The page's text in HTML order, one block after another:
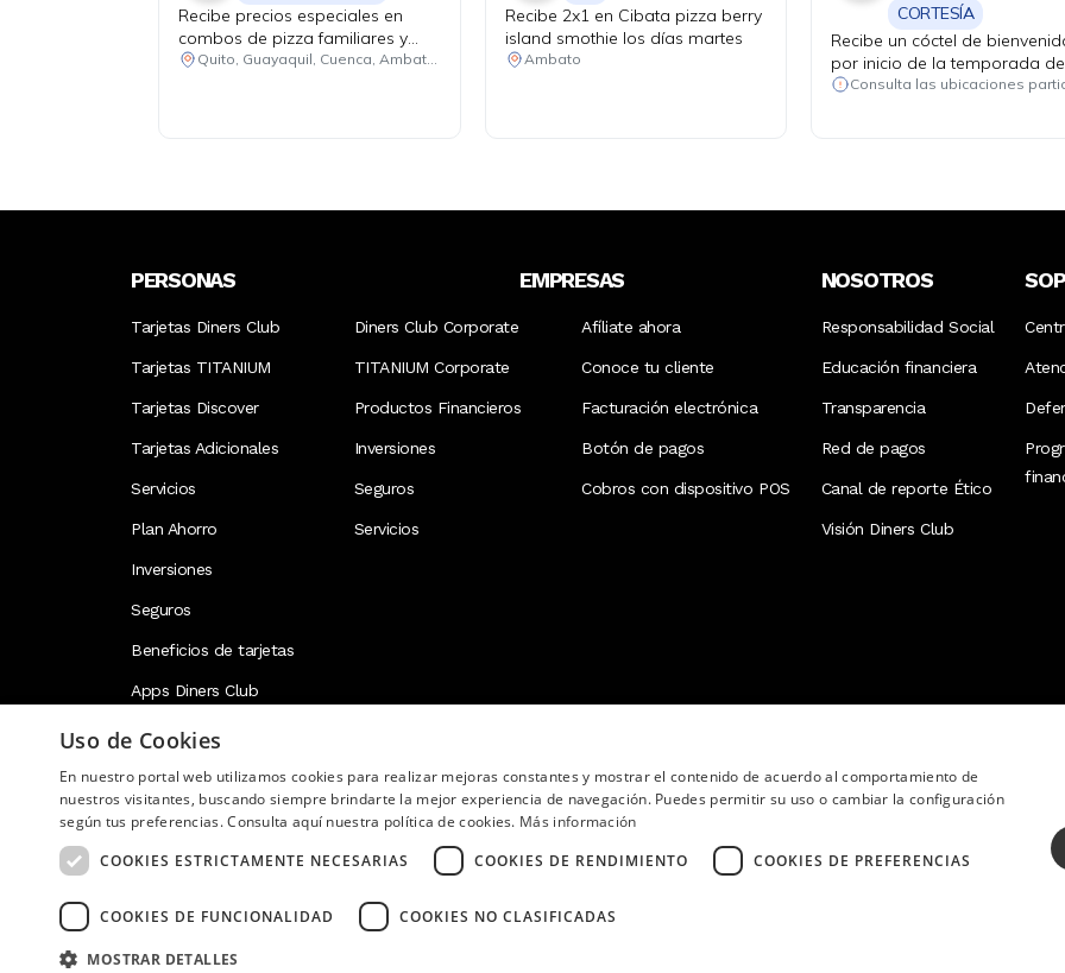
Recibe precios especiales en
combos de pizza familiares y
medianos. Promoción 1: 2 pizzas
Quito, Guayaquil, Cuenca, Ambato, Santo Domingo
Recibe 2x1 en Cibata pizza berry
island smothie los días martes
Ambato
CORTESÍA
Recibe un cóctel de
por inicio de la temporada de
langosta roja de las
PERSONAS
Tarjetas Diners Club
Tarjetas TITANIUM
Tarjetas Discover
Tarjetas Adicionales
Servicios
Plan Ahorro
Inversiones
Seguros
Beneficios de tarjetas
Apps Diners Club
EMPRESAS
Diners Club Corporate
TITANIUM Corporate
Productos Financieros
Inversiones
Seguros
Servicios
Afíliate ahora
Conoce tu cliente
Facturación electrónica
Botón de pagos
Cobros con dispositivo POS
NOSOTROS
Responsabilidad Social
Educación financiera
Transparencia
Red de pagos
Canal de reporte Ético
Visión Diners Club
Image
Copyright © 2026 Diners Club Ecuador. Derechos reservados.
Uso de Cookies
En nuestro portal web utilizamos cookies para realizar mejoras constantes y mostrar el contenido de acuerdo al comportamiento de
nuestros visitantes, buscando siempre brindarte la mejor experiencia de navegación. Puedes permitir su uso o cambiar la configuración
según tus preferencias. Consulta aquí nuestra política de cookies. Más información
COOKIES ESTRICTAMENTE NECESARIAS
COOKIES DE RENDIMIENTO COOKIES DE PREFERENCIAS
COOKIES DE FUNCIONALIDAD COOKIES NO CLASIFICADAS
MOSTRAR DETALLES